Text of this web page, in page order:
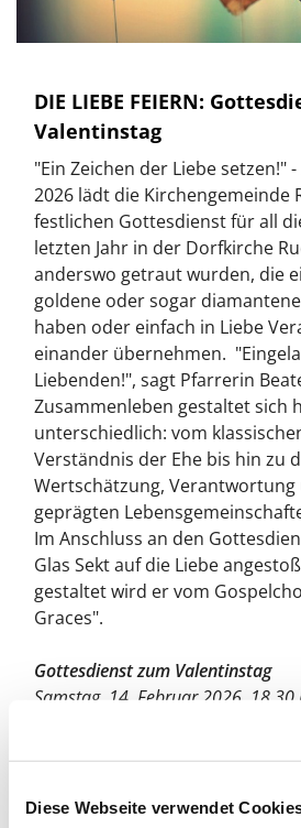
Diese Webseite verwendet
DIE LIEBE FEIERN:
Valentinstag
"Ein Zeichen der Liebe setzen!"
2026 lädt die Kirchengemeinde
festlichen Gottesdienst für all
letzten Jahr in der Dorfkirche
anderswo getraut wurden, die
goldene oder sogar
haben oder einfach in Liebe
einander übernehmen.
Liebenden!", sagt Pfarrerin
Zusammenleben gestaltet sich
unterschiedlich: vom
Verständnis der Ehe bis hin zu
Wertschätzung, Verantwortung
geprägten
Im Anschluss an den
Glas Sekt auf die Liebe
gestaltet wird er vom
Graces".
Gottesdienst zum Valentinstag
Samstag, 14. Februar 2026, 18.30
Drechse